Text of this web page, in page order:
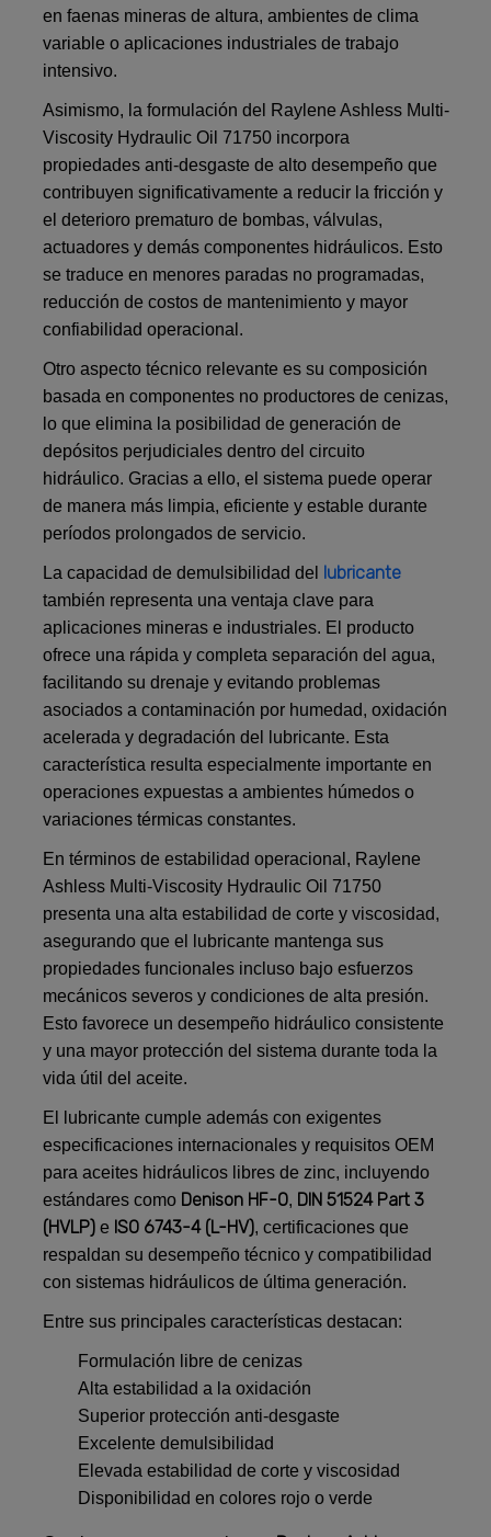
en faenas mineras de altura, ambientes de clima
variable o aplicaciones industriales de trabajo
intensivo.
Asimismo, la formulación del Raylene Ashless Multi-
Viscosity Hydraulic Oil 71750 incorpora
propiedades anti-desgaste de alto desempeño que
contribuyen significativamente a reducir la fricción y
el deterioro prematuro de bombas, válvulas,
actuadores y demás componentes hidráulicos. Esto
se traduce en menores paradas no programadas,
reducción de costos de mantenimiento y mayor
confiabilidad operacional.
Otro aspecto técnico relevante es su composición
basada en componentes no productores de cenizas,
lo que elimina la posibilidad de generación de
depósitos perjudiciales dentro del circuito
hidráulico. Gracias a ello, el sistema puede operar
de manera más limpia, eficiente y estable durante
períodos prolongados de servicio.
La capacidad de demulsibilidad del lubricante
también representa una ventaja clave para
aplicaciones mineras e industriales. El producto
ofrece una rápida y completa separación del agua,
facilitando su drenaje y evitando problemas
asociados a contaminación por humedad, oxidación
acelerada y degradación del lubricante. Esta
característica resulta especialmente importante en
operaciones expuestas a ambientes húmedos o
variaciones térmicas constantes.
En términos de estabilidad operacional, Raylene
Ashless Multi-Viscosity Hydraulic Oil 71750
presenta una alta estabilidad de corte y viscosidad,
asegurando que el lubricante mantenga sus
propiedades funcionales incluso bajo esfuerzos
mecánicos severos y condiciones de alta presión.
Esto favorece un desempeño hidráulico consistente
y una mayor protección del sistema durante toda la
vida útil del aceite.
El lubricante cumple además con exigentes
especificaciones internacionales y requisitos OEM
para aceites hidráulicos libres de zinc, incluyendo
estándares como Denison HF-0, DIN 51524 Part 3
(HVLP) e ISO 6743-4 (L-HV), certificaciones que
respaldan su desempeño técnico y compatibilidad
con sistemas hidráulicos de última generación.
Entre sus principales características destacan:
Formulación libre de cenizas
Alta estabilidad a la oxidación
Superior protección anti-desgaste
Excelente demulsibilidad
Elevada estabilidad de corte y viscosidad
Disponibilidad en colores rojo o verde